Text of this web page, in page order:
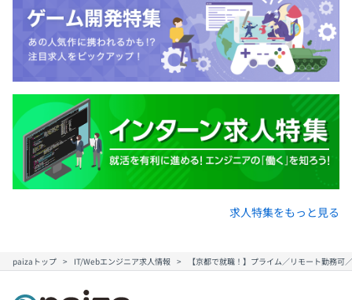
求人特集をもっと見る
paizaトップ IT/Webエンジニア求人情報 【京都で就職！】プライム／リモート勤務